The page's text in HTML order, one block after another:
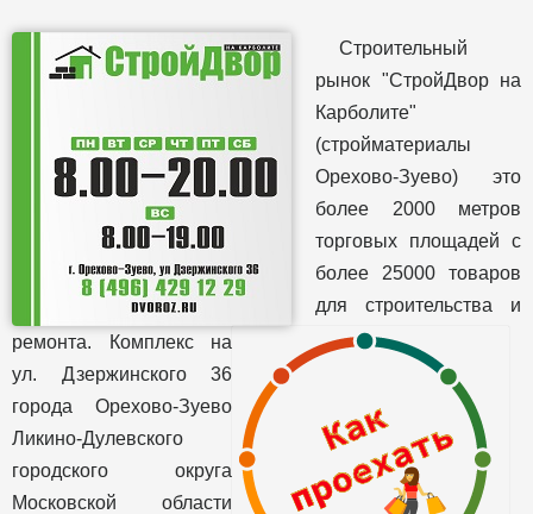
Строительный
рынок "СтройДвор на
Карболите"
(стройматериалы
Орехово-Зуево) это
более 2000 метров
торговых площадей с
более 25000 товаров
для строительства и
ремонта. Комплекс на
ул. Дзержинского 36
города Орехово-Зуево
Ликино-Дулевского
городского округа
Московской области